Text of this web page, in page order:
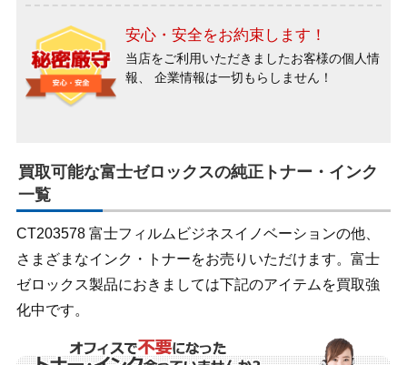
安心・安全をお約束します！
当店をご利用いただきましたお客様の個人情
報、 企業情報は一切もらしません！
買取可能な富士ゼロックスの純正トナー・インク
一覧
CT203578 富士フィルムビジネスイノベーションの他、
さまざまなインク・トナーをお売りいただけます。富士
ゼロックス製品におきましては下記のアイテムを買取強
化中です。